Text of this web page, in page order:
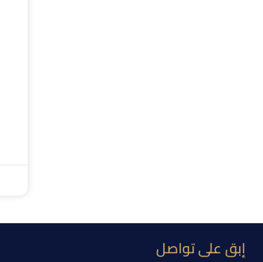
إبق على تواصل